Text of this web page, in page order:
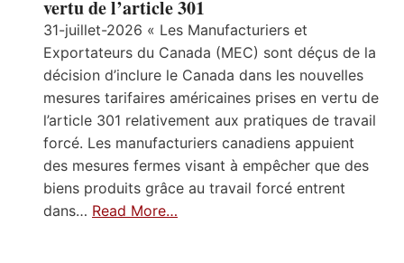
vertu de l’article 301
31-juillet-2026 « Les Manufacturiers et
Exportateurs du Canada (MEC) sont déçus de la
décision d’inclure le Canada dans les nouvelles
mesures tarifaires américaines prises en vertu de
l’article 301 relativement aux pratiques de travail
forcé. Les manufacturiers canadiens appuient
des mesures fermes visant à empêcher que des
biens produits grâce au travail forcé entrent
dans… Read More…